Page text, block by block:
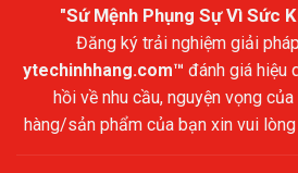
"Sứ Mệnh Phụng Sự Vì Sức
Đăng ký trải nghiệm giải
ytechinhhang.com™ đánh giá hiệu
hồi về nhu cầu, nguyện vọng
hàng/sản phẩm của bạn xin vui